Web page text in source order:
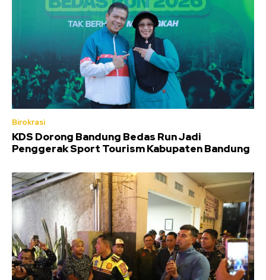
Birokrasi
KDS Dorong Bandung Bedas Run Jadi
Penggerak Sport Tourism Kabupaten Bandung